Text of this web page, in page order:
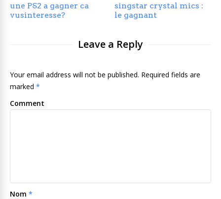
une PS2 a gagner ca
vusinteresse?
singstar crystal mics :
le gagnant
Leave a Reply
Your email address will not be published. Required fields are
marked *
Comment
Nom *